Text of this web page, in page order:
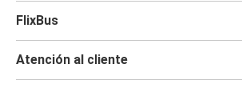
FlixBus
Atención al cliente